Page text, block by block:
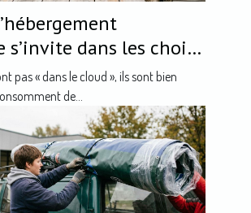
s’invite dans les choix
des entreprises
pas « dans le cloud », ils sont bien
de...